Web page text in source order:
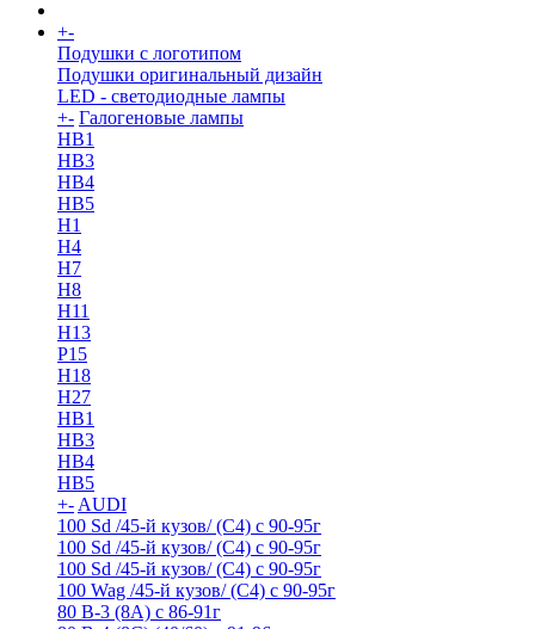
+-
Подушки с логотипом
Подушки оригинальный дизайн
LED - светодиодные лампы
+- Галогеновые лампы
HB1
HB3
HB4
HB5
H1
H4
H7
H8
H11
H13
Р15
H18
H27
HB1
HB3
HB4
HB5
+- AUDI
100 Sd /45-й кузов/ (С4) с 90-95г
100 Sd /45-й кузов/ (С4) с 90-95г
100 Sd /45-й кузов/ (С4) с 90-95г
100 Wag /45-й кузов/ (С4) с 90-95г
80 B-3 (8A) с 86-91г